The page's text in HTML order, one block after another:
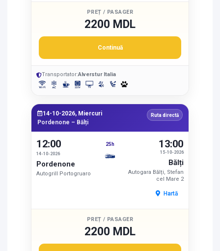
PREȚ / PASAGER
2200 MDL
Continuă
Transportator:Alverstur Italia
14-10-2026, Miercuri
Pordenone – Bălți
Ruta directă
12:00
14-10-2026
Pordenone
Autogrill Portogruaro
25h
15-10-2026
13:00
Bălți
Autogara Bălți, Stefan
cel Mare 2
Hartă
PREȚ / PASAGER
2200 MDL